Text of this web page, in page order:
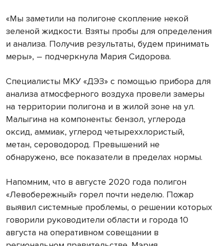
«Мы заметили на полигоне скопление некой
зеленой жидкости. Взяты пробы для определения
и анализа. Получив результаты, будем принимать
меры», – подчеркнула Мария Сидорова.
Специалисты МКУ «ДЭЗ» с помощью прибора для
анализа атмосферного воздуха провели замеры
на территории полигона и в жилой зоне на ул.
Малыгина на компоненты: бензол, углерода
оксид, аммиак, углерод четыреххлористый,
метан, сероводород. Превышений не
обнаружено, все показатели в пределах нормы.
Напомним, что в августе 2020 года полигон
«Левобережный» горел почти неделю. Пожар
выявил системные проблемы, о решении которых
говорили руководители области и города 10
августа на оперативном совещании в